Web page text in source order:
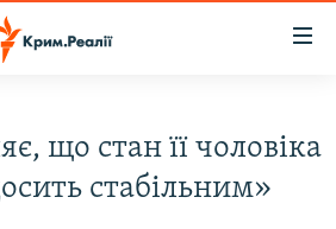
що стан її чоловіка
стабільним»